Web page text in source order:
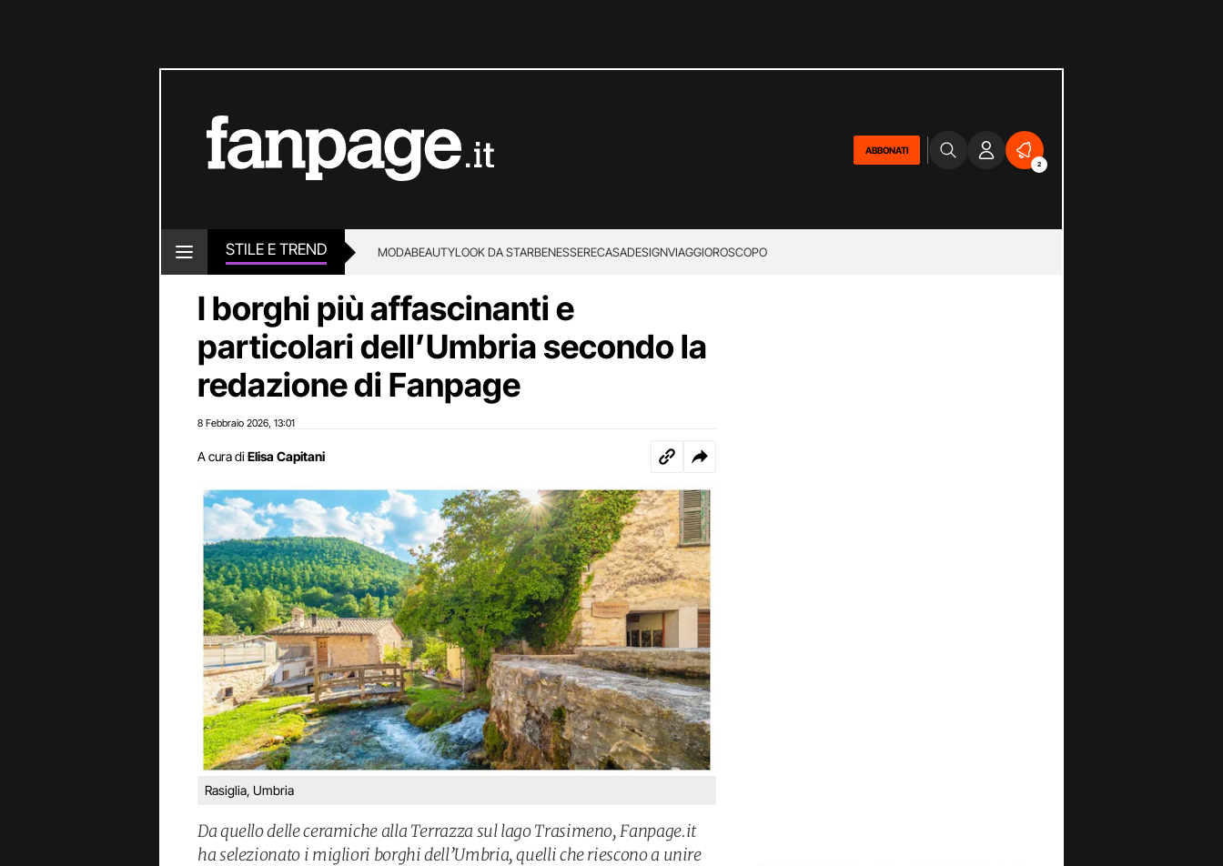
ABBONATI
2
STILE E TREND MODABEAUTYLOOK DA STARBENESSERECASADESIGNVIAGGIOROSCOPO
I borghi più affascinanti e
particolari dell’Umbria secondo la
redazione di Fanpage
8 Febbraio 2026 13:01
A cura di Elisa Capitani
Rasiglia, Umbria
Da quello delle ceramiche alla Terrazza sul lago Trasimeno, Fanpage.it
ha selezionato i migliori borghi dell’Umbria, quelli che riescono a unire